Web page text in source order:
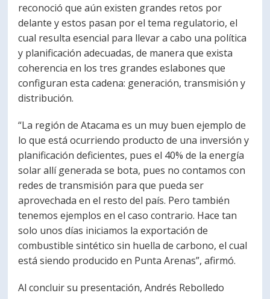
reconoció que aún existen grandes retos por
delante y estos pasan por el tema regulatorio, el
cual resulta esencial para llevar a cabo una política
y planificación adecuadas, de manera que exista
coherencia en los tres grandes eslabones que
configuran esta cadena: generación, transmisión y
distribución.
“La región de Atacama es un muy buen ejemplo de
lo que está ocurriendo producto de una inversión y
planificación deficientes, pues el 40% de la energía
solar allí generada se bota, pues no contamos con
redes de transmisión para que pueda ser
aprovechada en el resto del país. Pero también
tenemos ejemplos en el caso contrario. Hace tan
solo unos días iniciamos la exportación de
combustible sintético sin huella de carbono, el cual
está siendo producido en Punta Arenas”, afirmó.
Al concluir su presentación, Andrés Rebolledo